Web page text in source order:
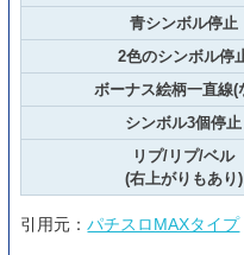
青シンボル停止
2色のシンボル停
ボーナス絵柄一直線(
シンボル3個停止
リプ/リプ/ベル
(右上がりもあり)
引用元：パチスロMAXタイプ